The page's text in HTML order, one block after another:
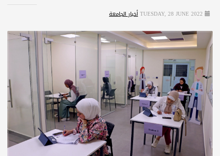
TUESDAY, 28 JUNE 2022أخبار الجامعة